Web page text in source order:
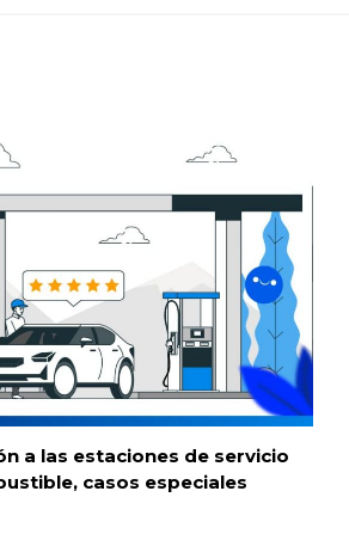
a las estaciones de servicio
casos especiales